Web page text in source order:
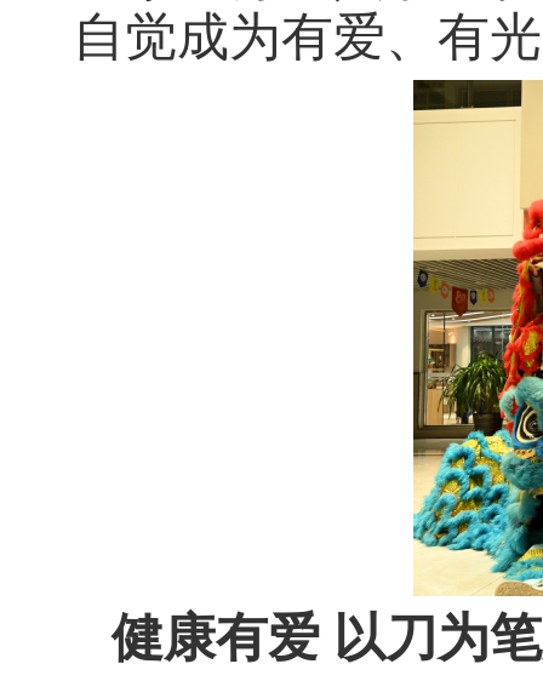
自觉成为有爱、有
健康有爱 以刀为